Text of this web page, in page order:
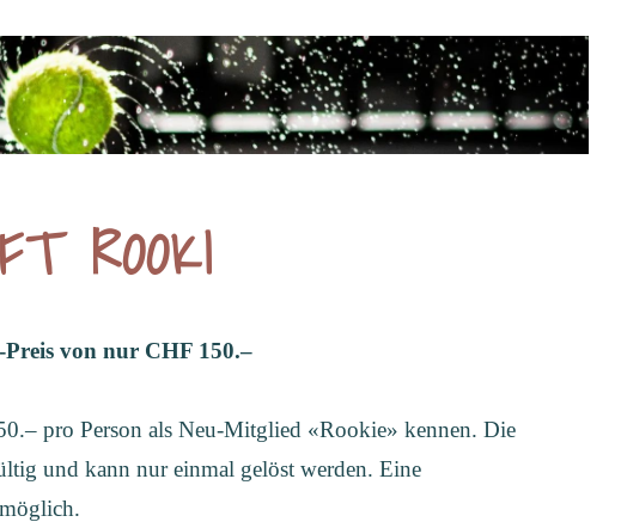
ROOKI
von nur CHF 150.–
pro Person als Neu-Mitglied «Rookie» kennen. Die
und kann nur einmal gelöst werden. Eine